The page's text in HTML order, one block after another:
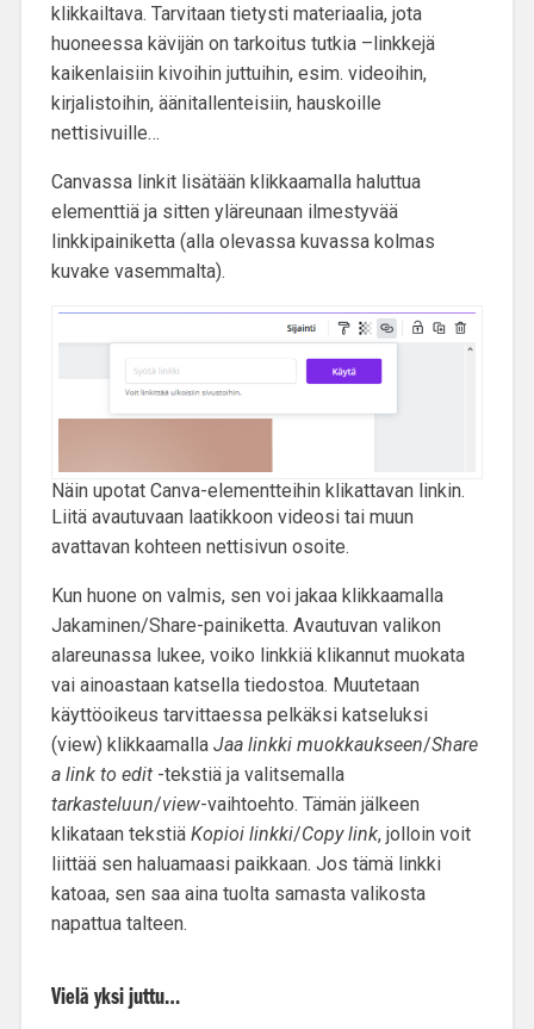
klikkailtava. Tarvitaan tietysti materiaalia, jota
huoneessa kävijän on tarkoitus tutkia –linkkejä
kaikenlaisiin kivoihin juttuihin, esim. videoihin,
kirjalistoihin, äänitallenteisiin, hauskoille
nettisivuille…
Canvassa linkit lisätään klikkaamalla haluttua
elementtiä ja sitten yläreunaan ilmestyvää
linkkipainiketta (alla olevassa kuvassa kolmas
kuvake vasemmalta).
Näin upotat Canva-elementteihin klikattavan linkin.
Liitä avautuvaan laatikkoon videosi tai muun
avattavan kohteen nettisivun osoite.
Kun huone on valmis, sen voi jakaa klikkaamalla
Jakaminen/Share-painiketta. Avautuvan valikon
alareunassa lukee, voiko linkkiä klikannut muokata
vai ainoastaan katsella tiedostoa. Muutetaan
käyttöoikeus tarvittaessa pelkäksi katseluksi
(view) klikkaamalla Jaa linkki muokkaukseen/Share
a link to edit-tekstiä ja valitsemalla
tarkasteluun/view-vaihtoehto. Tämän jälkeen
klikataan tekstiä Kopioi linkki/Copy link, jolloin voit
liittää sen haluamaasi paikkaan. Jos tämä linkki
katoaa, sen saa aina tuolta samasta valikosta
napattua talteen.
Vielä yksi juttu…